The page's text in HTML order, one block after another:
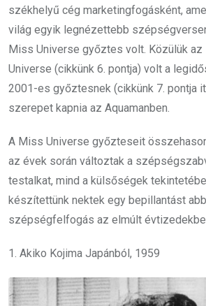
székhelyű cég marketingfogásként,
világ egyik legnézettebb
Miss Universe győztes volt. Közülük
Universe (cikkünk 6. pontja) volt a
2001-es győztesnek (cikkünk 7. pontja
szerepet kapnia az Aquamanben.
A Miss Universe győzteseit
az évek során változtak a
testalkat, mind a külsőségek
készítettünk nektek egy bepillantást
szépségfelfogás az elmúlt
1. Akiko Kojima Japánból, 1959